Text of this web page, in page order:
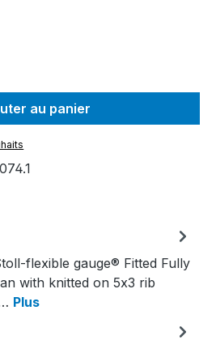
au panier
flexible gauge® Fitted Fully
with knitted on 5x3 rib
Plus